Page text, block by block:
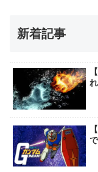
新着記事
れ